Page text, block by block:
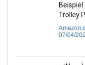
Trolley
07/04/